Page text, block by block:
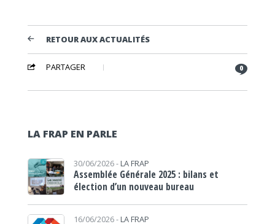
RETOUR AUX ACTUALITÉS
PARTAGER 0
LA FRAP EN PARLE
30/06/2026 - LA FRAP
Assemblée Générale 2025 : bilans et
élection d’un nouveau bureau
16/06/2026 - LA FRAP